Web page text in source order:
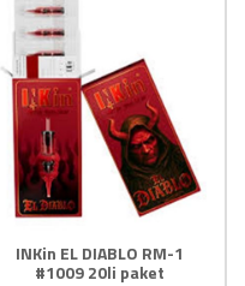
INKin EL DIABLO RM-1
#1009 20li paket